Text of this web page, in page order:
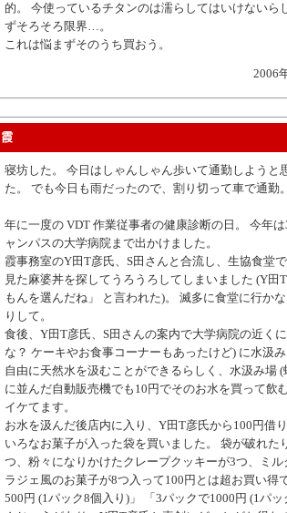
的。 今使っているチタンのは濡らしてはいけないら
ずそろそろ限界…。
これは悩まずそのうち買おう。
2006
霞
寝坊した。 今日はしゃんしゃん歩いて通勤しようと
た。 でも今日も雨だったので、割り切って車で通勤
年に一度の VDT 作業従事者の健康診断の日。 今年
ャンパスの大学病院まで出かけました。
霞事務室のY田T彦氏、S田さんと合流し、生協食堂
見た麻婆丼を探してうろうろしてしまいました (Y田
もんを選んだね」 と言われた)。 滅多に食堂に行か
りして。
食後、Y田T彦氏、S田さんの案内で大学病院の近く
な？ ケーキやお食事コーナーもあったけど) に水汲
自由に天然水を汲むことができるらしく、水汲み場
に並んだ自動販売機でも10円でそのお水を買って飲
イケてます。
お水を汲んだ後店内に入り、Y田T彦氏から100円借
いろなお菓子が入った袋を買いました。 袋が破れた
つ、粉々になりかけたクレープクッキーが3つ、ミ
ラジェ風のお菓子が8つ入って100円とは超お買い得
500円 (1パック8個入り)」 「3パックで1000円 (1パ